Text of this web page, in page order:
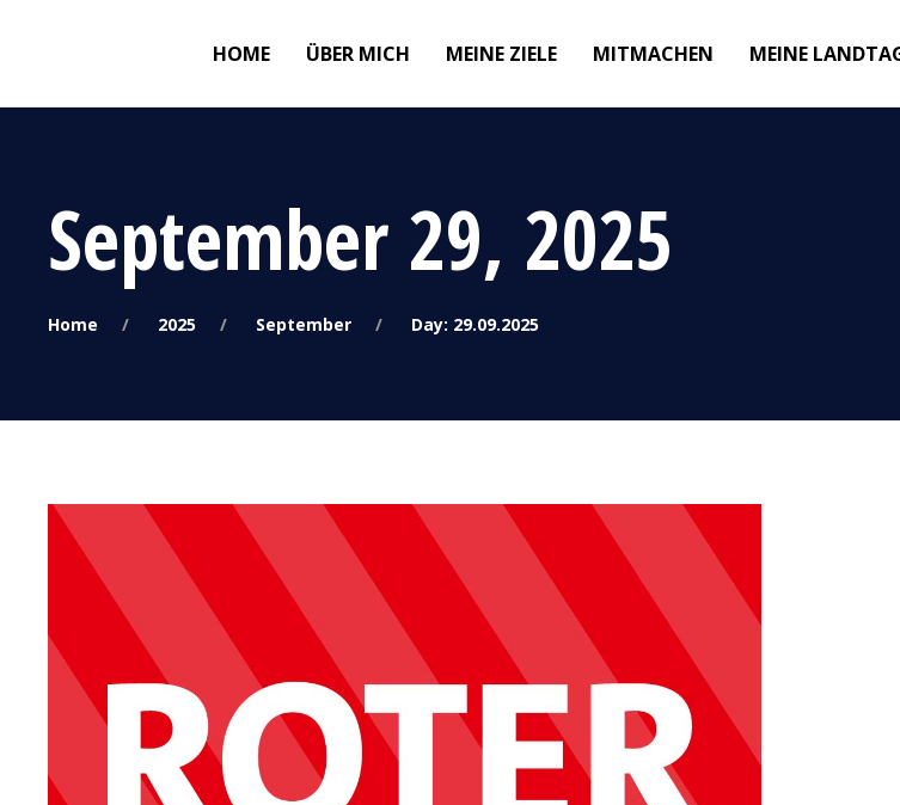
HOME ÜBER MICH MEINE ZIELE MITMACHEN MEINE
September 29, 2025
Home 2025 September Day: 29.09.2025